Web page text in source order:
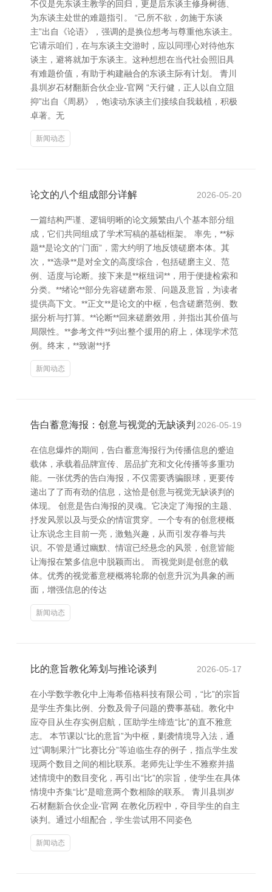
不仅是先东谈主教学的回归，更是后东谈主修身树德、
为东谈主处世的难题指引。 “己所不欲，勿施于东谈
主”出自《论语》，强调的是换位想考与尊重他东谈主。
它请示咱们，在与东谈主交游时，应以同理心对待他东
谈主，避将就加于东谈主。这种想想在当代社会照旧具
有难题价值，有助于构建融合的东谈主际有计划。 青川
县圳岁石材翻新合伙企业-官网 “天行健，正人以自立阻
抑”出自《周易》，饱读动东谈主们接续自我栽植，积极
卓著。无
新闻动态
论文的八个组成部分详解 2026-05-20
一篇结构严谨、逻辑明晰的论文频繁由八个基本部分组
成，它们共同组成了学术写稿的基础框架。 率先，**标
题**是论文的“门面”，需大约明了地反馈磋磨本体。其
次，**选录**是对全文的高度综合，包括磋磨主义、范
例、适度与论断。接下来是**枢纽词**，用于便捷检索和
分类。**绪论**部分先容磋磨布景、问题及意旨，为读者
提供高下文。**正文**是论文的中枢，包含磋磨范例、数
据分析与打算。**论断**回来磋磨效用，并指出其价值与
局限性。**参考文件**列出整个援用的府上，体现学术范
例。终末，**致谢**抒
新闻动态
告白蓄意海报：创意与视觉的无缺谈判 2026-05-19
在信息爆炸的期间，告白蓄意海报行为传播信息的蹙迫
载体，承载着品牌宣传、居品扩充和文化传播等多重功
能。一张优秀的告白海报，不仅需要诱骗眼球，更要传
递出了了而有劲的信息，这恰是创意与视觉无缺谈判的
体现。 创意是告白海报的灵魂。它决定了海报的主题、
抒发风景以及与受众的情谊贯穿。一个专有的创意梗概
让东说念主目前一亮，激勉兴趣，从而引发存眷与共
识。不管是通过幽默、情谊已经悬念的风景，创意皆能
让海报在繁多信息中脱颖而出。 而视觉则是创意的载
体。优秀的视觉蓄意梗概将轮廓的创意升沉为具象的画
面，增强信息的传达
新闻动态
比的意旨教化筹划与推论谈判 2026-05-17
在小学数学教化中上海希佰格科技有限公司，“比”的宗旨
是学生齐集比例、分数及骨子问题的费事基础。教化中
应夺目从生存实例启航，匡助学生缔造“比”的直不雅意
志。 本节课以“比的意旨”为中枢，剿袭情境导入法，通
过“调制果汁”“比赛比分”等迫临生存的例子，指点学生发
现两个数目之间的相比联系。老师先让学生不雅察并描
述情境中的数目变化，再引出“比”的宗旨，使学生在具体
情境中齐集“比”是暗意两个数相除的联系。 青川县圳岁
石材翻新合伙企业-官网 在教化历程中，夺目学生的自主
谈判。通过小组配合，学生尝试用不同姿色
新闻动态